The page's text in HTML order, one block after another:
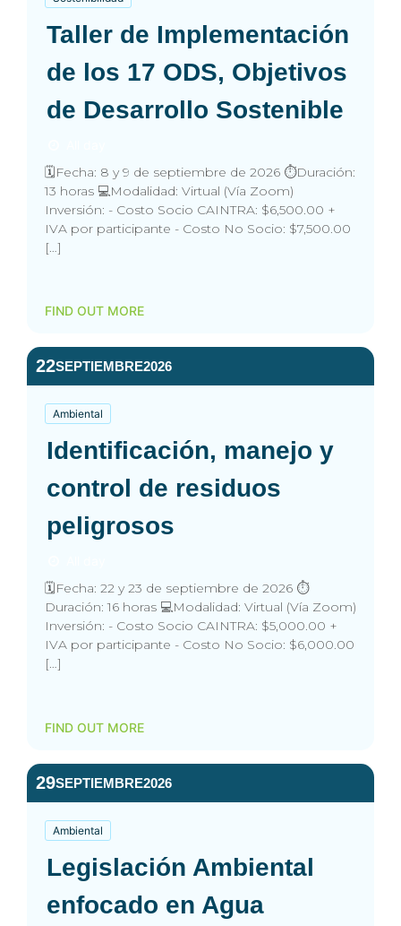
Taller de Implementación
de los 17 ODS, Objetivos
de Desarrollo Sostenible
🗓️Fecha: 8 y 9 de septiembre de 2026 ⏱️Duración:
13 horas 💻Modalidad: Virtual (Vía Zoom)
Inversión: - Costo Socio CAINTRA: $6,500.00 +
IVA por participante - Costo No Socio: $7,500.00
[…]
FIND OUT MORE
22SEPTIEMBRE2026
Ambiental
Identificación, manejo y
control de residuos
peligrosos
🗓️Fecha: 22 y 23 de septiembre de 2026 ⏱️
Duración: 16 horas 💻Modalidad: Virtual (Vía Zoom)
Inversión: - Costo Socio CAINTRA: $5,000.00 +
IVA por participante - Costo No Socio: $6,000.00
[…]
FIND OUT MORE
29SEPTIEMBRE2026
Ambiental
Legislación Ambiental
enfocado en Agua